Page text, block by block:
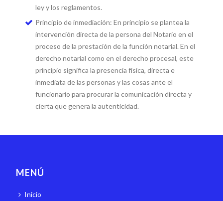
ley y los reglamentos.
Principio de inmediación: En principio se plantea la
intervención directa de la persona del Notario en el
proceso de la prestación de la función notarial. En el
derecho notarial como en el derecho procesal, este
principio significa la presencia física, directa e
inmediata de las personas y las cosas ante el
funcionario para procurar la comunicación directa y
cierta que genera la autenticidad.
MENÚ
Inicio